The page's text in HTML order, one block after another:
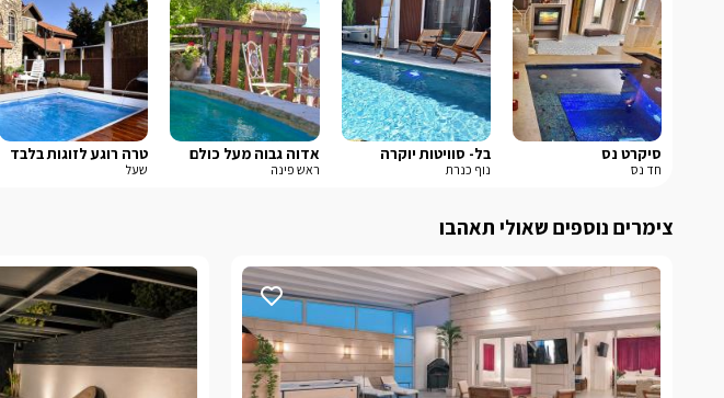
סיקרט נס
חד נס
בל- סוויטות יוקרה
נוף כנרת
אדוה גבוה מעל כולם
ראש פינה
טרה רוגע לזוגות בלבד
שעל
צימרים נוספים שאולי תאהבו